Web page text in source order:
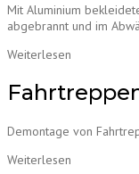
Mit Aluminium
abgebrannt und im
Weiterlesen
Demontage von
Weiterlesen